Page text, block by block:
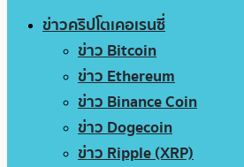
ข่าวคริปโตเคอเรนซี่
ข่าว Bitcoin
ข่าว Ethereum
ข่าว Binance Coin
ข่าว Dogecoin
ข่าว Ripple (XRP)